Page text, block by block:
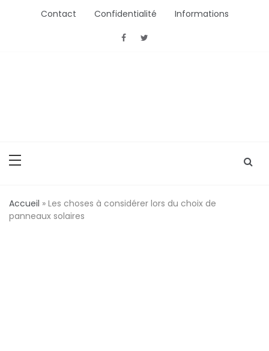
Contact Confidentialité Informations
Accueil » Les choses à considérer lors du choix de
panneaux solaires